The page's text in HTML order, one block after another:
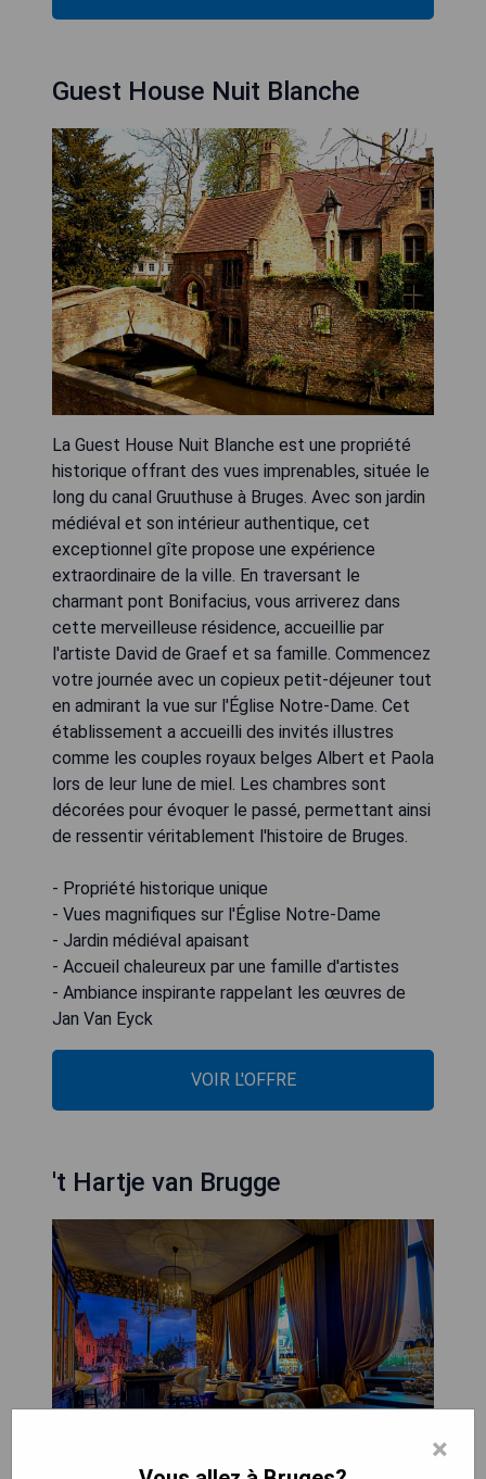
Guest House Nuit Blanche
La Guest House Nuit Blanche est une propriété
historique offrant des vues imprenables, située le
long du canal Gruuthuse à Bruges. Avec son jardin
médiéval et son intérieur authentique, cet
exceptionnel gîte propose une expérience
extraordinaire de la ville. En traversant le
charmant pont Bonifacius, vous arriverez dans
cette merveilleuse résidence, accueillie par
l'artiste David de Graef et sa famille. Commencez
votre journée avec un copieux petit-déjeuner tout
en admirant la vue sur l'Église Notre-Dame. Cet
établissement a accueilli des invités illustres
comme les couples royaux belges Albert et Paola
lors de leur lune de miel. Les chambres sont
décorées pour évoquer le passé, permettant ainsi
de ressentir véritablement l'histoire de Bruges.
- Propriété historique unique
- Vues magnifiques sur l'Église Notre-Dame
- Jardin médiéval apaisant
- Accueil chaleureux par une famille d'artistes
- Ambiance inspirante rappelant les œuvres de
Jan Van Eyck
VOIR L'OFFRE
't Hartje van Brugge
×